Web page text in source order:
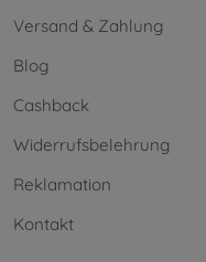
Versand & Zahlung
Blog
Cashback
Widerrufsbelehrung
Reklamation
Kontakt